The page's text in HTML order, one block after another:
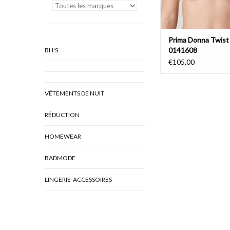
BH'S
VÊTEMENTS DE NUIT
RÉDUCTION
HOMEWEAR
BADMODE
LINGERIE-ACCESSOIRES
Prima Donna
0141608
€105,00